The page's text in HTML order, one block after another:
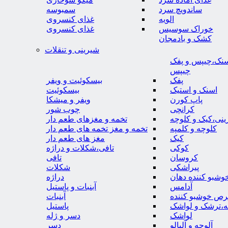
ساندویچ سرد
الویه
خوراک سوسیس
کشک و بادمجان
سمبوسه
غذای کنسروی
غذای کنسروی
شیرینی و تنقلات
و پفک
چیپس
پفک
اسنک و استیک
پاپ کورن
کرانچی
و کلوچه
کلوچه و کلمپه
کیک
کوکی
کروسان
پیراشکی
کننده دهان
آدامس
خوشبو کننده
و لواشک
لواشک
آلوچه و آلبالو
بیسکوئیت و ویفر
بیسکوئیت
ویفر و میشکا
چوب شور
تخمه و مغزهای طعم دار
تخمه و مغز تخمه های طعم دار
مغز های طعم دار
تافی،شکلات و دراژه
تافی
شکلات
دراژه
آبنبات و پاستیل
آبنبات
پاستیل
دسر و ژله
دسر